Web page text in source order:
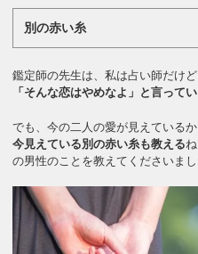
別の赤い糸
鑑定師の先生は、私は占い師だけ
「そんな恋はやめなよ」と言って
でも、今の二人の愛が見えている
今見えている別の赤い糸も教える
の男性のことを教えてくださいまし